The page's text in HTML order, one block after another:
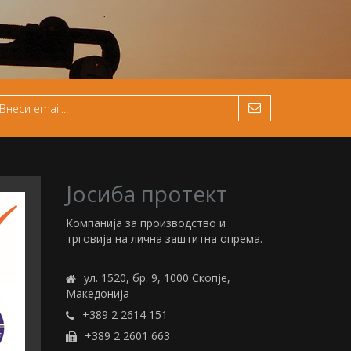
Јосиба протект
Компанија за производство и
трговија на лична заштитна опрема.
ул. 1520, бр. 9, 1000 Скопје,
Македонија
+389 2 2614 151
+389 2 2601 663